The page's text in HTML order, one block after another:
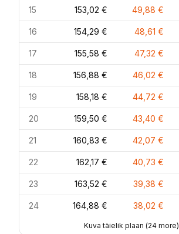
15 153,02 € 49,88 €
16 154,29 € 48,61 €
17 155,58 € 47,32 €
18 156,88 € 46,02 €
19 158,18 € 44,72 €
20 159,50 € 43,40 €
21 160,83 € 42,07 €
22 162,17 € 40,73 €
23 163,52 € 39,38 €
24 164,88 € 38,02 €
Kuva täielik plaan (24 more)